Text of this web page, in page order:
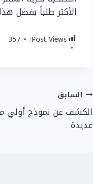
الأكثر طلباً بفضل
Post Views:
357
تصفّح
المقالات
السابق
الكشف عن نموذج أولي
عديدة